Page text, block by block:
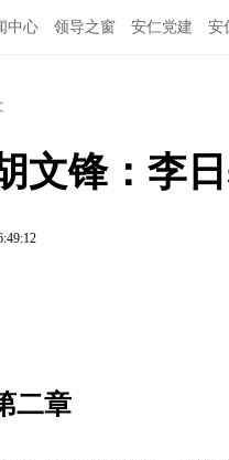
中心 领导之窗 安仁党建 安
文锋：李
二章